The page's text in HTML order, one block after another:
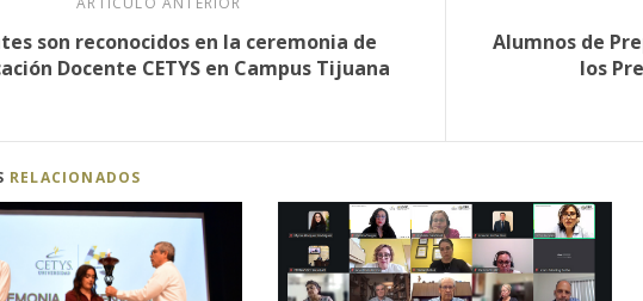
son reconocidos en la ceremonia de
Docente CETYS en Campus Tijuana
Alumnos de
los
RELACIONADOS